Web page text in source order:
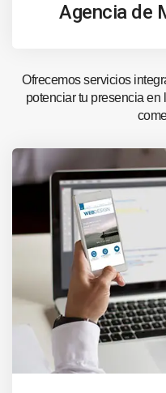
Agencia de
Ofrecemos servicios
potenciar tu presencia